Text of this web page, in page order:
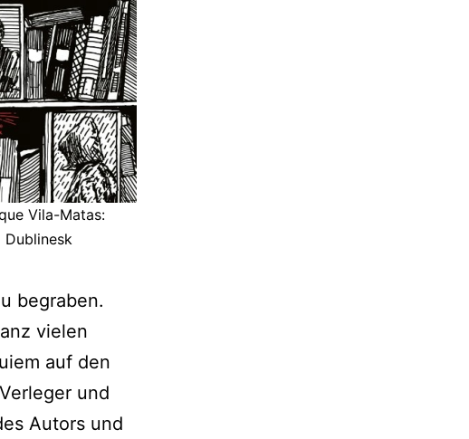
Vila-Matas:
Dublinesk
begraben.
vielen
auf den
und
Autors und